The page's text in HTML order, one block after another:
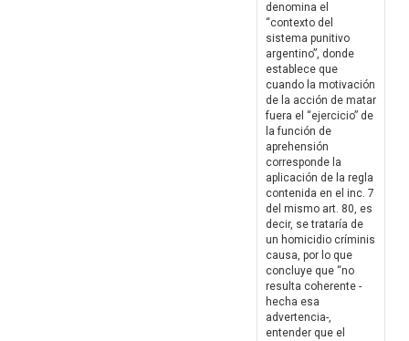
denomina el
“contexto del
sistema punitivo
argentino”, donde
establece que
cuando la motivación
de la acción de matar
fuera el “ejercicio” de
la función de
aprehensión
corresponde la
aplicación de la regla
contenida en el inc. 7
del mismo art. 80, es
decir, se trataría de
un homicidio críminis
causa, por lo que
concluye que “no
resulta coherente -
hecha esa
advertencia-,
entender que el